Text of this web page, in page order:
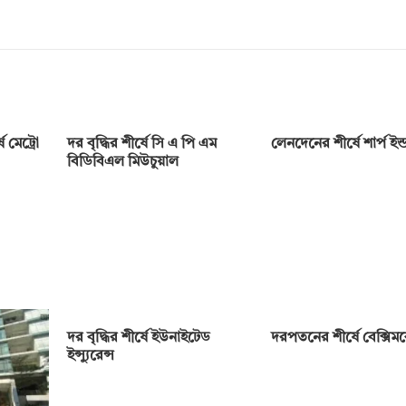
মেট্রো
দর বৃদ্ধির শীর্ষে সি এ পি এম
বিডিবিএল মিউচুয়াল
লেনদেনের শীর্ষে শার্প
দর বৃদ্ধির শীর্ষে ইউনাইটেড
ইন্স্যুরেন্স
দরপতনের শীর্ষে